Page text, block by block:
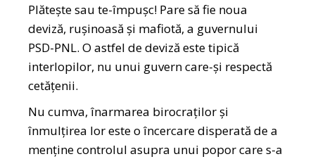
Plătește sau te-împușc! Pare să fie noua
deviză, rușinoasă și mafiotă, a guvernului
PSD-PNL. O astfel de deviză este tipică
interlopilor, nu unui guvern care-și respectă
cetățenii.
Nu cumva, înarmarea birocraților și
înmulțirea lor este o încercare disperată de a
menține controlul asupra unui popor care s-a